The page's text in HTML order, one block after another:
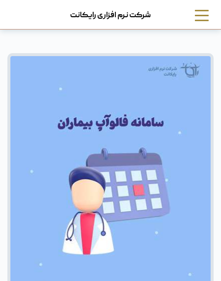
شرکت نرم افزاری رایکانت